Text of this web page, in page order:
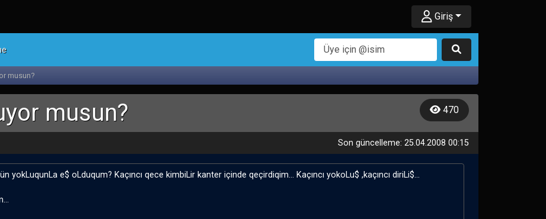
Giriş
musun?
musun? 470
Son güncelleme: 25.04.2008 00:15
yokLuqunLa e$ oLduqum? Kaçıncı qece kimbiLir kanter içinde qeçirdiqim... Kaçıncı yokoLu$ ,kaçıncı diriLi$...